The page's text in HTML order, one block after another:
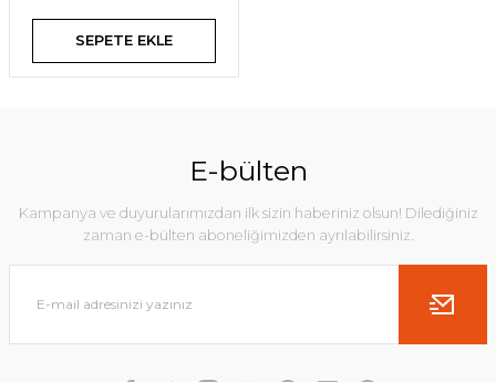
SEPETE EKLE
E-bülten
Kampanya ve duyurularımızdan ilk sizin haberiniz olsun! Dilediğiniz
zaman e-bülten aboneliğimizden ayrılabilirsiniz.